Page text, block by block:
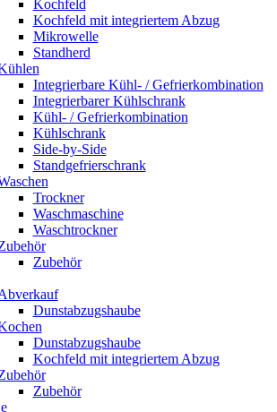
Kochfeld
Kochfeld mit integriertem Abzug
Mikrowelle
Standherd
Integrierbare Kühl- / Gefrierkombination
Integrierbarer Kühlschrank
Kühl- / Gefrierkombination
Kühlschrank
Side-by-Side
Standgefrierschrank
Trockner
Waschmaschine
Waschtrockner
Zubehör
Dunstabzugshaube
Dunstabzugshaube
Kochfeld mit integriertem Abzug
Zubehör